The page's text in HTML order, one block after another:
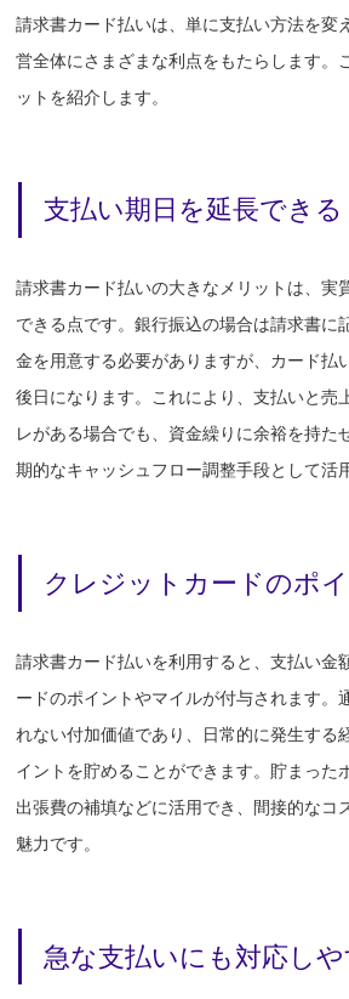
請求書カード払いは、単に支払い方法を変
営全体にさまざまな利点をもたらします。
ットを紹介します。
支払い期日を延長できる
請求書カード払いの大きなメリットは、実
できる点です。銀行振込の場合は請求書に
金を用意する必要がありますが、カード払
後日になります。これにより、支払いと売
レがある場合でも、資金繰りに余裕を持た
期的なキャッシュフロー調整手段として活
クレジットカードのポ
請求書カード払いを利用すると、支払い金
ードのポイントやマイルが付与されます。
れない付加価値であり、日常的に発生する
イントを貯めることができます。貯まった
出張費の補填などに活用でき、間接的なコ
魅力です。
急な支払いにも対応し